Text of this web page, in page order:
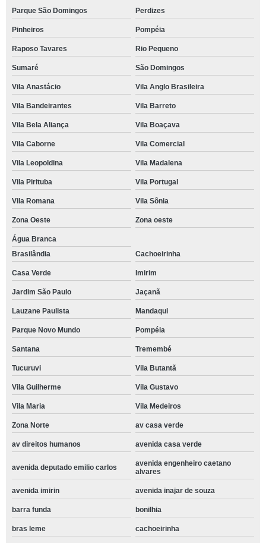
Parque São Domingos Perdizes
Pinheiros Pompéia
Raposo Tavares Rio Pequeno
Sumaré São Domingos
Vila Anastácio Vila Anglo Brasileira
Vila Bandeirantes Vila Barreto
Vila Bela Aliança Vila Boaçava
Vila Caborne Vila Comercial
Vila Leopoldina Vila Madalena
Vila Pirituba Vila Portugal
Vila Romana Vila Sônia
Zona Oeste Zona oeste
Água Branca
Brasilândia
Cachoeirinha
Casa Verde Imirim
Jardim São Paulo Jaçanã
Lauzane Paulista Mandaqui
Parque Novo Mundo Pompéia
Santana Tremembé
Tucuruvi Vila Butantã
Vila Guilherme Vila Gustavo
Vila Maria Vila Medeiros
Zona Norte av casa verde
av direitos humanos avenida casa verde
avenida deputado emilio carlos
avenida engenheiro caetano
alvares
avenida imirin avenida inajar de souza
barra funda bonilhia
bras leme cachoeirinha